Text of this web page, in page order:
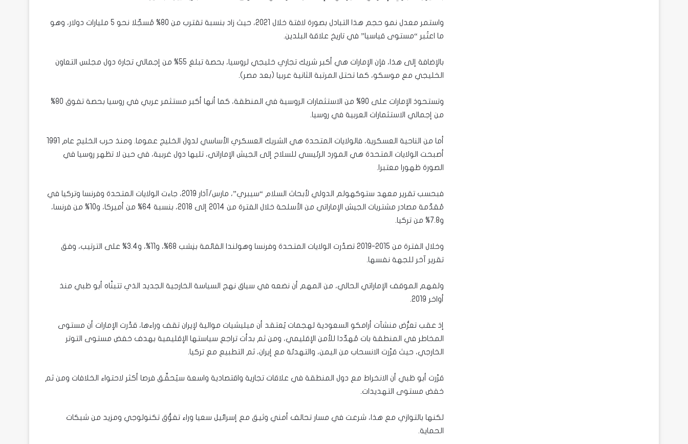
واستمر معدل نمو حجم هذا التبادل بصورة لافتة خلال 2021، حيث زاد بنسبة تقترب من 80% مُسجِّلا نحو 5 مليارات دولار، وهو
ما اعتُبر “مستوى قياسيا” في تاريخ علاقة البلدين.
بالإضافة إلى هذا، فإن الإمارات هي أكبر شريك تجاري خليجي لروسيا، بحصة تبلغ 55% من إجمالي تجارة دول مجلس التعاون
الخليجي مع موسكو، كما تحتل المرتبة الثانية عربيا (بعد مصر).
وتستحوذ الإمارات على 90% من الاستثمارات الروسية في المنطقة، كما أنها أكبر مستثمر عربي في روسيا بحصة تفوق 80%
من إجمالي الاستثمارات العربية في روسيا.
أما من الناحية العسكرية، فالولايات المتحدة هي الشريك العسكري الأساسي لدول الخليج عموما. ومنذ حرب الخليج عام 1991
أصبحت الولايات المتحدة هي المورد الرئيسي للسلاح إلى الجيش الإماراتي، تليها دول غربية، في حين لا تظهر روسيا في
الصورة ظهورا معتبرا.
فبحسب تقرير معهد ستوكهولم الدولي لأبحاث السلام “سيبري”، مارس/آذار 2019، جاءت الولايات المتحدة وفرنسا وتركيا في
مُقدِّمة مصادر مشتريات الجيش الإماراتي من الأسلحة خلال الفترة من 2014 إلى 2018، بنسبة 64% من أميركا، و10% من فرنسا،
و7.8% من تركيا.
وخلال الفترة من 2015-2019 تصدَّرت الولايات المتحدة وفرنسا وهولندا القائمة بنِسَب 68%، و11%، و3.4% على الترتيب، وفق
تقرير آخر للجهة نفسها.
ولفهم الموقف الإماراتي الحالي، من المهم أن نضعه في سياق نهج السياسة الخارجية الجديد الذي تتبنَّاه أبو ظبي منذ
أواخر 2019.
إذ عقب تعرُّض منشآت أرامكو السعودية لهجمات يُعتقد أن ميليشيات موالية لإيران تقف وراءها، قدَّرت الإمارات أن مستوى
المخاطر في المنطقة بات مُهدِّدا للأمن الإقليمي، ومن ثم بدأت تراجع سياستها الإقليمية بهدف خفض مستوى التوتر
الخارجي، حيث قرَّرت الانسحاب من اليمن، والتهدئة مع إيران، ثم التطبيع مع تركيا.
قرَّرت أبو ظبي أن الانخراط مع دول المنطقة في علاقات تجارية واقتصادية واسعة سيُحقِّق فرصا أكثر لاحتواء الخلافات ومن ثم
خفض مستوى التهديدات.
لكنها بالتوازي مع هذا، شرعت في مسار تحالف أمني وثيق مع إسرائيل سعيا وراء تفوُّق تكنولوجي ومزيد من شبكات
الحماية.